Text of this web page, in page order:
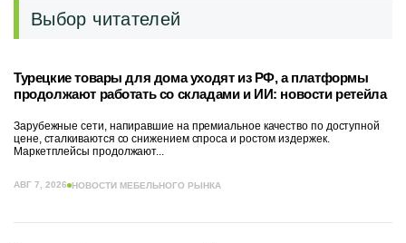
Выбор читателей
Турецкие товары для дома уходят из РФ, а платформы
продолжают работать со складами и ИИ: новости ретейла
Зарубежные сети, напиравшие на премиальное качество по доступной
цене, сталкиваются со снижением спроса и ростом издержек.
Маркетплейсы продолжают...
АВГ 7, 2026 НОВОСТИ МЕБЕЛЬНОГО РЫНКА